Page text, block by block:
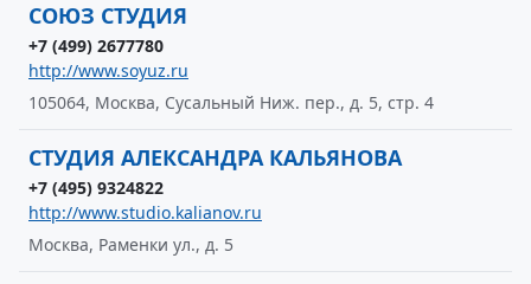
СОЮЗ СТУДИЯ
+7 (499) 2677780
http://www.soyuz.ru
105064, Москва, Сусальный Ниж. пер., д. 5, стр. 4
СТУДИЯ АЛЕКСАНДРА КАЛЬЯНОВА
+7 (495) 9324822
http://www.studio.kalianov.ru
Москва, Раменки ул., д. 5